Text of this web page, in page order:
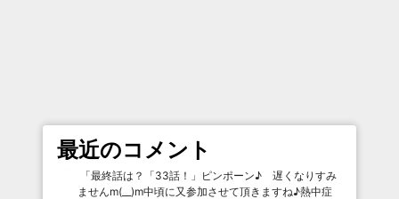
最近のコメント
「最終話は？「33話！」ピンポーン♪ 遅くなりすみ
ませんm(__)m中頃に又参加させて頂きますね♪熱中症